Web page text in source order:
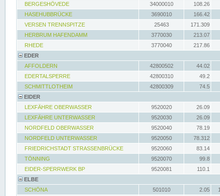
BERGESHÖVEDE
34000010
108.26
HASEHUBBRÜCKE
3690010
166.42
VERSEN TRENNSPITZE
25463
171.309
HERBRUM HAFENDAMM
3770030
213.07
RHEDE
3770040
217.86
EDER
AFFOLDERN
42800502
44.02
EDERTALSPERRE
42800310
49.2
SCHMITTLOTHEIM
42800309
74.5
EIDER
LEXFÄHRE OBERWASSER
9520020
26.09
LEXFÄHRE UNTERWASSER
9520030
26.09
NORDFELD OBERWASSER
9520040
78.19
NORDFELD UNTERWASSER
9520050
78.312
FRIEDRICHSTADT STRASSENBRÜCKE
9520060
83.14
TÖNNING
9520070
99.8
EIDER-SPERRWERK BP
9520081
110.1
ELBE
SCHÖNA
501010 2.05